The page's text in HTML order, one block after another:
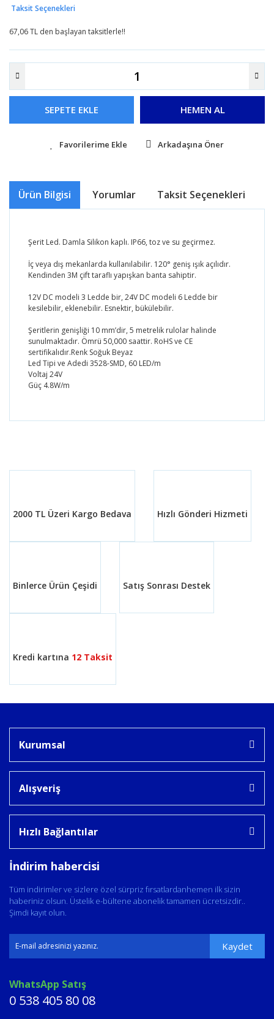
Taksit Seçenekleri
67,06 TL den başlayan taksitlerle!!
SEPETE EKLE HEMEN AL
Arkadaşına Öner
Ürün Bilgisi Yorumlar Taksit Seçenekleri
Şerit Led. Damla Silikon kaplı. IP66, toz ve su geçirmez.
İç veya dış mekanlarda kullanılabilir. 120° geniş ışık açılıdır.
Kendinden 3M çift taraflı yapışkan banta sahiptir.
12V DC modeli 3 Ledde bir, 24V DC modeli 6 Ledde bir
kesilebilir, eklenebilir. Esnektir, bükülebilir.
Şeritlerin genişliği 10 mm’dir, 5 metrelik rulolar halinde
sunulmaktadır. Ömrü 50,000 saattir. RoHS ve CE
sertifikalıdır.Renk Soğuk Beyaz
Led Tipi ve Adedi 3528-SMD, 60 LED/m
Voltaj 24V
Güç 4.8W/m
Yorum Yaz
Ürün bilgilerinde hatalar bulunuyor.
2000 TL Üzeri Kargo Bedava Hızlı Gönderi Hizmeti
Binlerce Ürün Çeşidi Satış Sonrası Destek
Kredi kartına 12 Taksit
Kurumsal
Alışveriş
Hızlı Bağlantılar
İndirim habercisi
Tüm indirimler ve sizlere özel sürpriz fırsatlardanhemen ilk sizin
haberiniz olsun. Üstelik e-bültene abonelik tamamen ücretsizdir..
Şimdi kayıt olun.
Kaydet
WhatsApp Satış
0 538 405 80 08